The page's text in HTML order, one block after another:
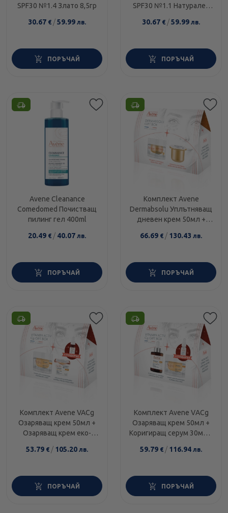
SPF30 №1.4 Злато 8,5гр
30.67 € /59.99 лв.
ПОРЪЧАЙ
SPF30 №1.1 Натурален
30.67 € /59.99 лв.
ПОРЪЧАЙ
Avene Cleanance
Comedomed Почистващ
пилинг гел 400ml
20.49 € / 40.07 лв.
ПОРЪЧАЙ
Комплект Avene
Dermabsolu Уплътняващ
дневен крем 50мл +
50мл
66.69 € / 130.43 лв.
ПОРЪЧАЙ
Комплект Avene VACg
Озаряващ крем 50мл +
Озаряващ крем еко-
10мл мини
53.79 € / 105.20 лв.
ПОРЪЧАЙ
Комплект Avene VАCg
Озаряващ крем 50мл +
Коригиращ серум 30мл +
59.79 € / 116.94 лв.
ПОРЪЧАЙ